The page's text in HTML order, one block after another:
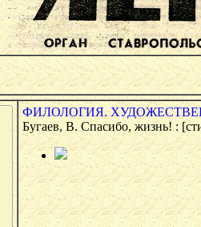
ФИЛОЛОГИЯ.
Бугаев, В. Спасибо, жизнь! :